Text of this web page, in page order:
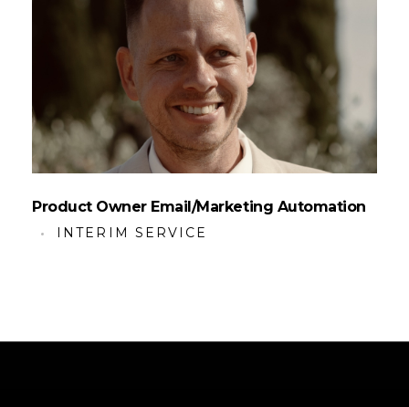
Product Owner Email/marketing Automation
INTERIM SERVICE